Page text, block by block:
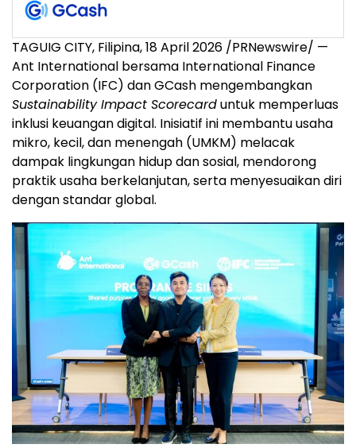
TAGUIG CITY, Filipina, 18 April 2026 /PRNewswire/ —
Ant International bersama International Finance
Corporation (IFC) dan GCash mengembangkan
Sustainability Impact Scorecarduntuk memperluas
inklusi keuangan digital. Inisiatif ini membantu usaha
mikro, kecil, dan menengah (UMKM) melacak
dampak lingkungan hidup dan sosial, mendorong
praktik usaha berkelanjutan, serta menyesuaikan diri
dengan standar global.